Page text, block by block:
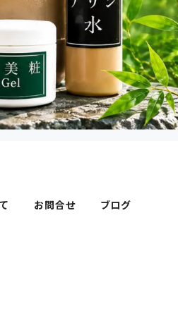
お問合せ ブログ